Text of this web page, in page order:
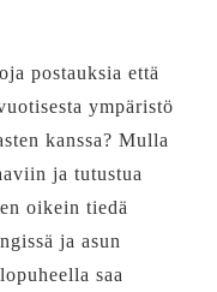
postauksia että
ympäristö
kanssa? Mulla
ja tutustua
oikein tiedä
ja asun
saa